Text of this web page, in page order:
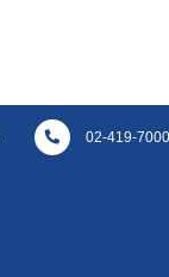
02-419-